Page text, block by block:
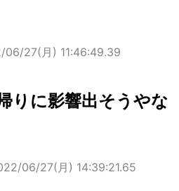
06/27(月) 11:46:49.39
りに影響出そうやな
06/27(月) 14:39:21.65